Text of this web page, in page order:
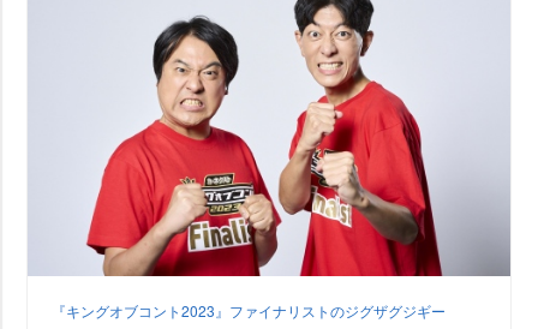
『キングオブコント2023』ファイナリストのジグザグジギー